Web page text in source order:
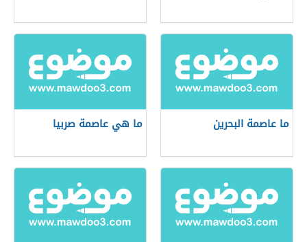
ما عاصمة البحرين ما هي عاصمة صربيا